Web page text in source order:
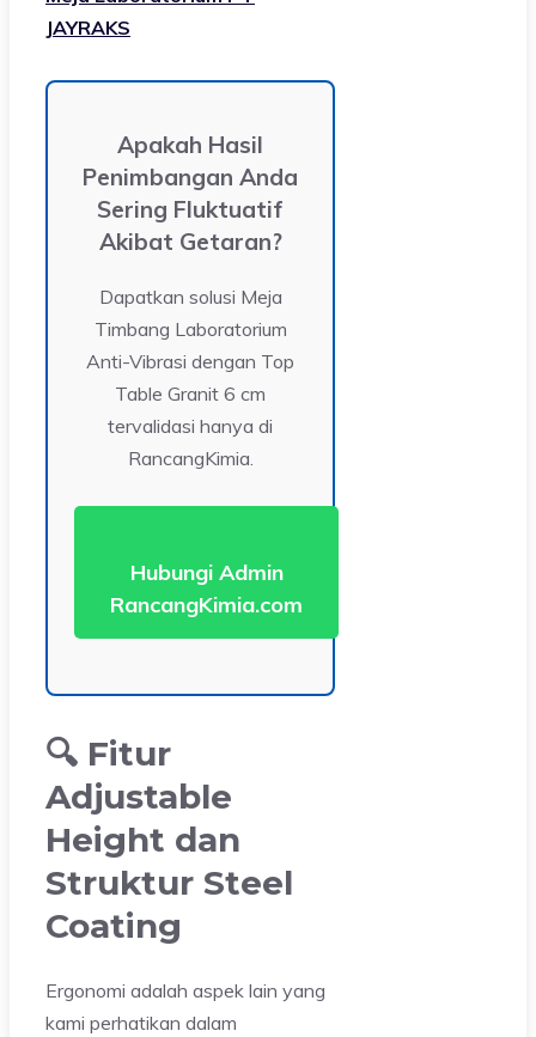
JAYRAKS
Apakah Hasil
Penimbangan Anda
Sering Fluktuatif
Akibat Getaran?
Dapatkan solusi Meja
Timbang Laboratorium
Anti-Vibrasi dengan Top
Table Granit 6 cm
tervalidasi hanya di
RancangKimia.
Hubungi Admin
RancangKimia.com
🔍 Fitur
Adjustable
Height dan
Struktur Steel
Coating
Ergonomi adalah aspek lain yang
kami perhatikan dalam